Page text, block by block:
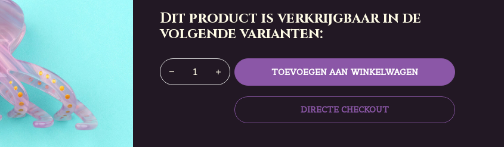
Dit product is verkrijgbaar in de
volgende varianten:
TOEVOEGEN AAN WINKELWAGEN
DIRECTE CHECKOUT